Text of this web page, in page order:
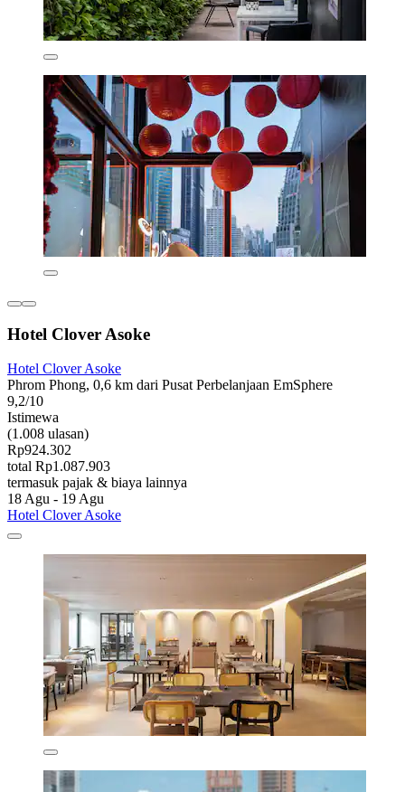
Hotel Clover Asoke
Hotel Clover Asoke
Phrom Phong, 0,6 km dari Pusat Perbelanjaan EmSphere
9,2/10
Istimewa
(1.008 ulasan)
Rp924.302
total Rp1.087.903
termasuk pajak & biaya lainnya
18 Agu - 19 Agu
Hotel Clover Asoke